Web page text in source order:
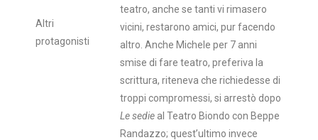
Altri
protagonisti
teatro, anche se tanti vi rimasero
vicini, restarono amici, pur facendo
altro. Anche Michele per 7 anni
smise di fare teatro, preferiva la
scrittura, riteneva che richiedesse di
troppi compromessi, si arrestò dopo
Le sedie al Teatro Biondo con Beppe
Randazzo; quest’ultimo invece